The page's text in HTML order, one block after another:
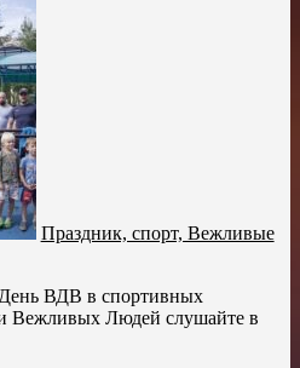
Праздник, спорт, Вежливые
ВДВ в спортивных
Вежливых Людей слушайте в